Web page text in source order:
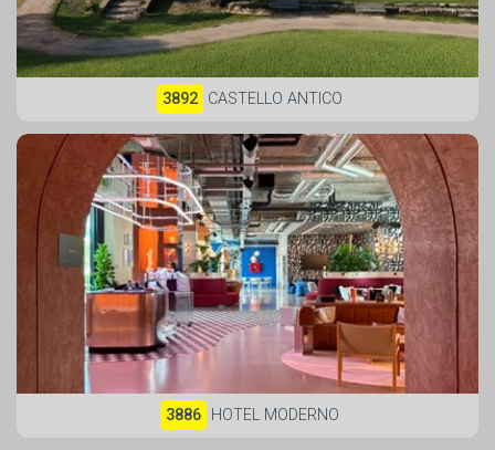
3892 CASTELLO ANTICO
3886 HOTEL MODERNO